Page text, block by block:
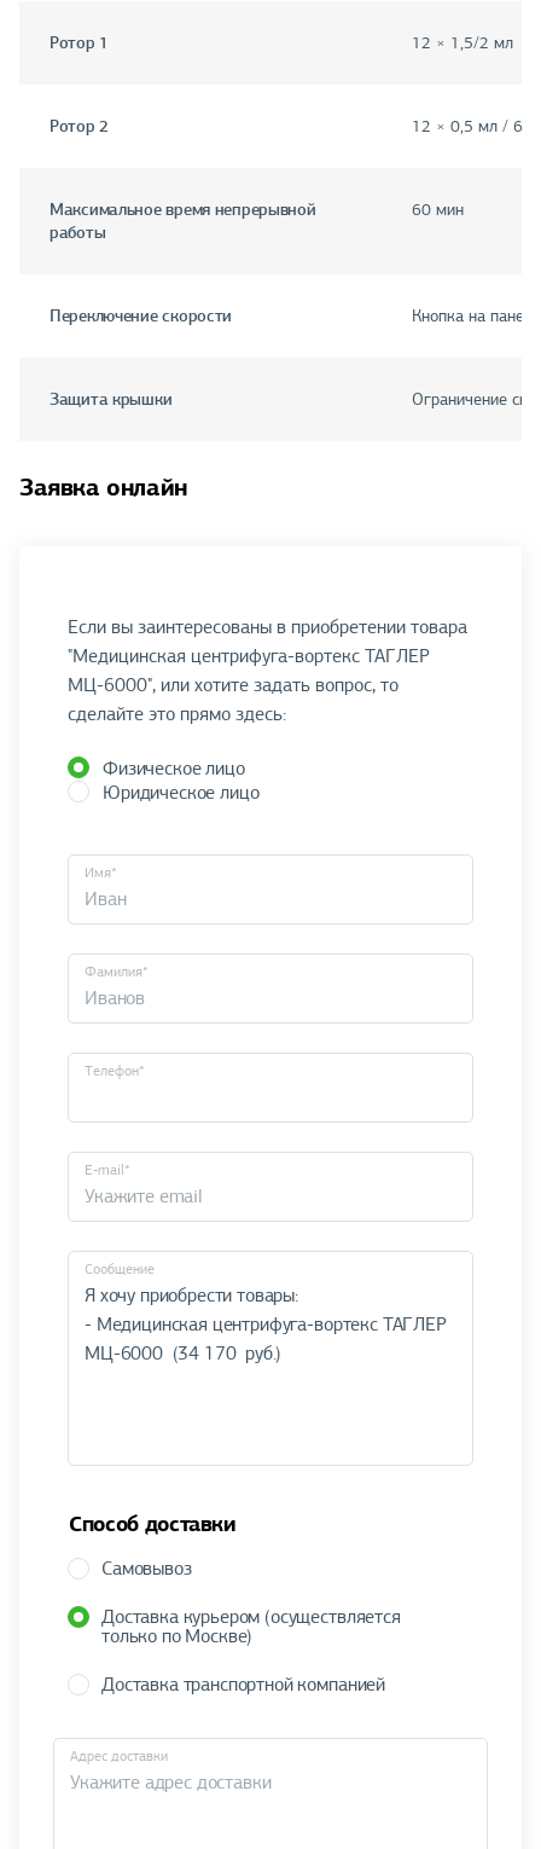
Ротор 1 12 × 1,5/2 мл
Ротор 2 12 × 0,5 мл / 6
Максимальное время непрерывной
работы
60 мин
Переключение скорости Кнопка на
Защита крышки Ограничение
Заявка онлайн
Если вы заинтересованы в приобретении товара
"Медицинская центрифуга-вортекс ТАГЛЕР
МЦ-6000", или хотите задать вопрос, то
сделайте это прямо здесь:
Физическое лицо
Юридическое лицо
Имя*
Фамилия*
Телефон*
E-mail*
Cообщение
Способ доставки
Самовывоз
Доставка курьером (осуществляется
только по Москве)
Доставка транспортной компанией
Адрес доставки